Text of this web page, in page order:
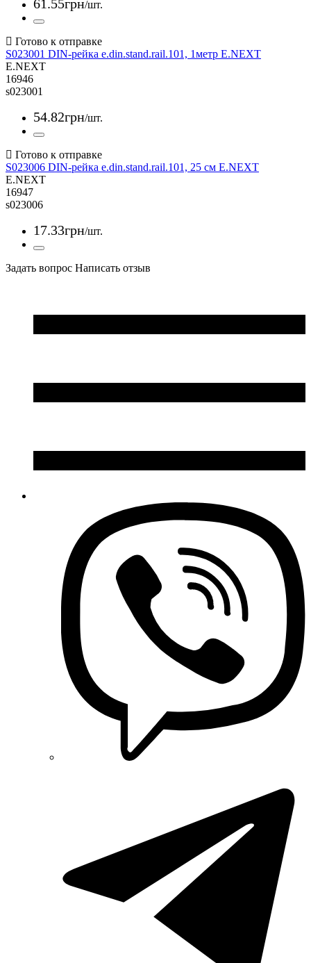
61 .55грн/шт.
S023001 DIN-рейка e.din.stand.rail.101, 1метр E.NEXT
E.NEXT
16946
s023001
54.82грн/шт.
S023006 DIN-рейка e.din.stand.rail.101, 25 см E.NEXT
E.NEXT
16947
s023006
17.33грн/шт.
Задать вопрос Написать отзыв